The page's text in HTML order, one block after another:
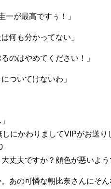
一が最高ですぅ！」
何も分かってない」
のはやめてください！」
ついてけないわ」
しにかわりましてVIPがお送
丈夫ですか？顔色が悪いよう
あの可憐な朝比奈さんにそ